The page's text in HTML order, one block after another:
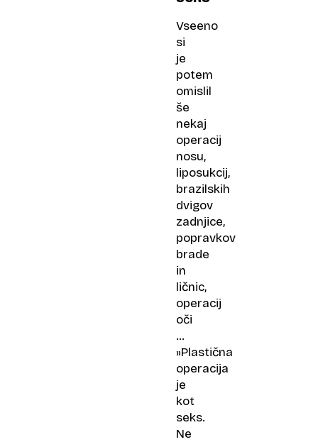
Vseeno
si
je
potem
omislil
še
nekaj
operacij
nosu,
liposukcij,
brazilskih
dvigov
zadnjice,
popravkov
brade
in
ličnic,
operacij
oči
…
»Plastična
operacija
je
kot
seks.
Ne